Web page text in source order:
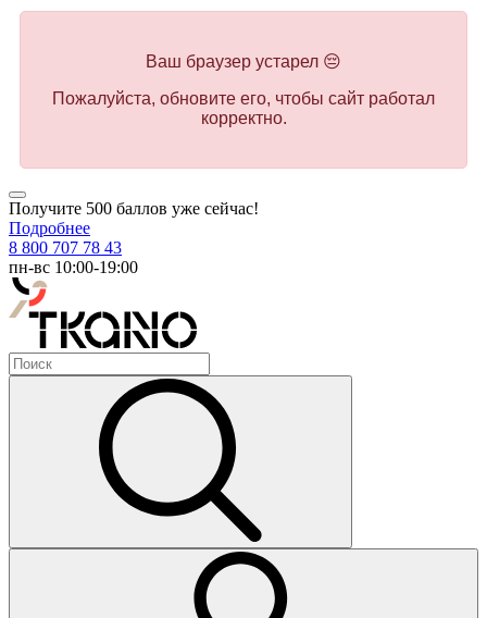
Ваш браузер устарел 😔
Пожалуйста, обновите его, чтобы сайт работал
корректно.
Получите 500 баллов уже сейчас!
Подробнее
8 800 707 78 43
пн-вс 10:00-19:00